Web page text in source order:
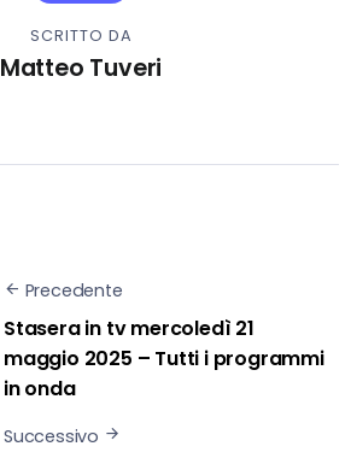
SCRITTO DA
Matteo Tuveri
Precedente
Stasera in tv mercoledì 21
maggio 2025 – Tutti i programmi
in onda
Successivo